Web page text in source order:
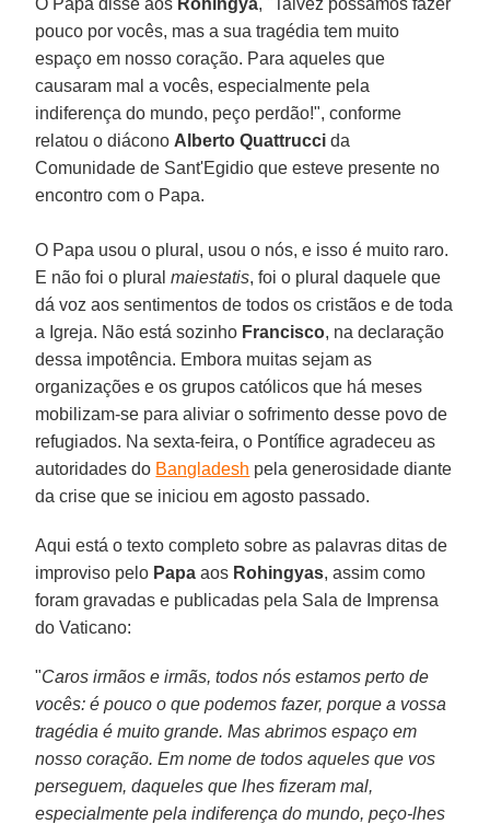
pouco por vocês, mas a sua tragédia tem muito
espaço em nosso coração. Para aqueles que
causaram mal a vocês, especialmente pela
indiferença do mundo, peço perdão!", conforme
relatou o diácono Alberto Quattrucci da
Comunidade de Sant'Egidio que esteve presente no
encontro com o Papa.
O Papa usou o plural, usou o nós, e isso é muito raro.
E não foi o pluralmaiestatis, foi o plural daquele que
dá voz aos sentimentos de todos os cristãos e de toda
a Igreja. Não está sozinho Francisco, na declaração
dessa impotência. Embora muitas sejam as
organizações e os grupos católicos que há meses
mobilizam-se para aliviar o sofrimento desse povo de
refugiados. Na sexta-feira, o Pontífice agradeceu as
autoridades do Bangladesh pela generosidade diante
da crise que se iniciou em agosto passado.
Aqui está o texto completo sobre as palavras ditas de
improviso pelo Papa aos Rohingyas, assim como
foram gravadas e publicadas pela Sala de Imprensa
do Vaticano:
"Caros irmãos e irmãs, todos nós estamos perto de
vocês: é pouco o que podemos fazer, porque a vossa
tragédia é muito grande. Mas abrimos espaço em
nosso coração. Em nome de todos aqueles que vos
perseguem, daqueles que lhes fizeram mal,
especialmente pela indiferença do mundo, peço-lhes